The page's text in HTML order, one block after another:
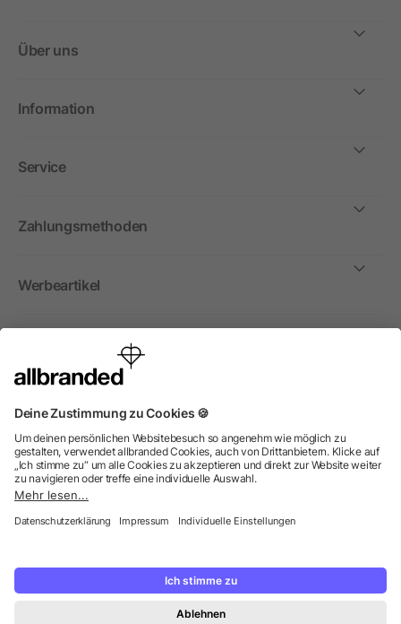
Über uns
Information
Service
Zahlungsmethoden
Werbeartikel
International
Wir verkaufen Werbeartikel, Werbemittel und
Vereine. Alle Preise zzgl. MwSt.